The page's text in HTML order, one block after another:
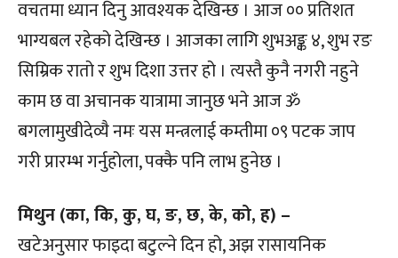
वचतमा ध्यान दिनु आवश्यक देखिन्छ । आज ०० प्रतिशत
भाग्यबल रहेको देखिन्छ । आजका लागि शुभअङ्क ४, शुभ रङ
सिम्रिक रातो र शुभ दिशा उत्तर हो । त्यस्तै कुनै नगरी नहुने
काम छ वा अचानक यात्रामा जानुछ भने आज ॐ
बगलामुखीदेव्यै नमः यस मन्त्रलाई कम्तीमा ०९ पटक जाप
गरी प्रारम्भ गर्नुहोला, पक्कै पनि लाभ हुनेछ ।
मिथुन (का, कि, कु, घ, ङ, छ, के, को, ह) –
खटेअनुसार फाइदा बटुल्ने दिन हो, अझ रासायनिक